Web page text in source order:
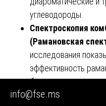
углеводороды.
Спектроскопия
(Рамановская
исследования
эффективность
быстрого скрининга
обнаружения
info@fse.ms